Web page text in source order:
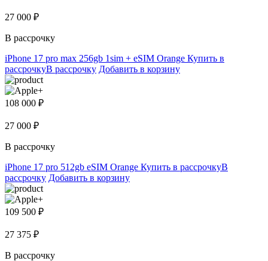
27 000 ₽
В рассрочку
iPhone 17 pro max 256gb 1sim + eSIM Orange Купить в
рассрочкуВ рассрочку Добавить в корзину
108 000 ₽
27 000 ₽
В рассрочку
iPhone 17 pro 512gb eSIM Orange Купить в рассрочкуВ
рассрочку Добавить в корзину
109 500 ₽
27 375 ₽
В рассрочку